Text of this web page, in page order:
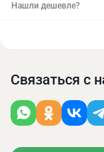
Нашли дешевле?
Связаться с